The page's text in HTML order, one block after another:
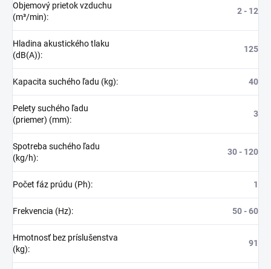
Objemový prietok vzduchu
(m³/min):
2 - 12
Hladina akustického tlaku
(dB(A)):
125
Kapacita suchého ľadu (kg): 40
Pelety suchého ľadu
(priemer) (mm):
3
Spotreba suchého ľadu
(kg/h):
30 - 120
Počet fáz prúdu (Ph): 1
Frekvencia (Hz): 50 - 60
Hmotnosť bez príslušenstva
(kg):
91